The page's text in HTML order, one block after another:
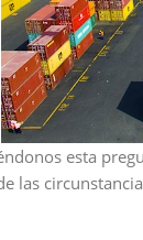
esta
las